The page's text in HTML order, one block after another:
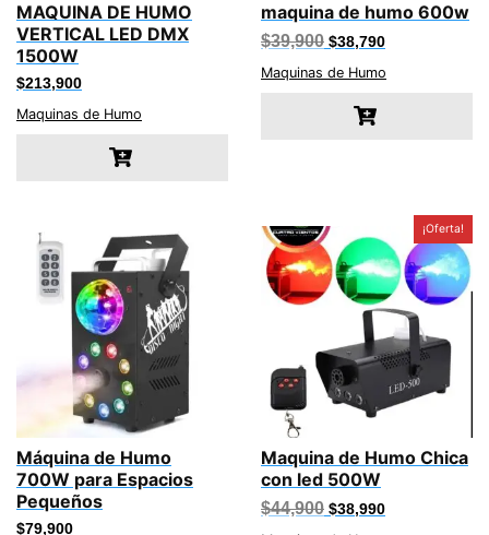
MAQUINA DE HUMO
VERTICAL LED DMX
1500W
$213,900
Maquinas de Humo
maquina de humo 600w
$39,900 El
original
$39,900.
$38,790El
actual
Maquinas de Humo
Máquina de Humo
700W para Espacios
Pequeños
$79,900
¡Oferta!
Maquina de Humo Chica
con led 500W
$44,900 El
$38,990El